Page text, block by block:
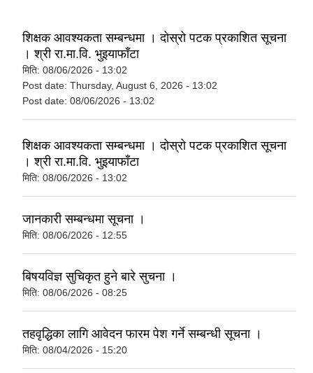
शिक्षक आवश्यकता सम्बन्धमा । दोस्रो पटक प्रकाशित सूचना
। श्री रा.मा.वि. भुइयाफाँटा
मिति: 08/06/2026 - 13:02
Post date: Thursday, August 6, 2026 - 13:02
Post date: 08/06/2026 - 13:02
शिक्षक आवश्यकता सम्बन्धमा । दोस्रो पटक प्रकाशित सूचना
। श्री रा.मा.वि. भुइयाफाँटा
मिति: 08/06/2026 - 13:02
जानकारी सम्बन्धमा सूचना ।
मिति: 08/06/2026 - 12:55
बिषयविज्ञ सुचिकृत हुने बारे सुचना ।
मिति: 08/06/2026 - 08:25
तहवृद्धिका लागि आवेदन फारम पेश गर्ने सम्बन्धी सूचना ।
मिति: 08/04/2026 - 15:20